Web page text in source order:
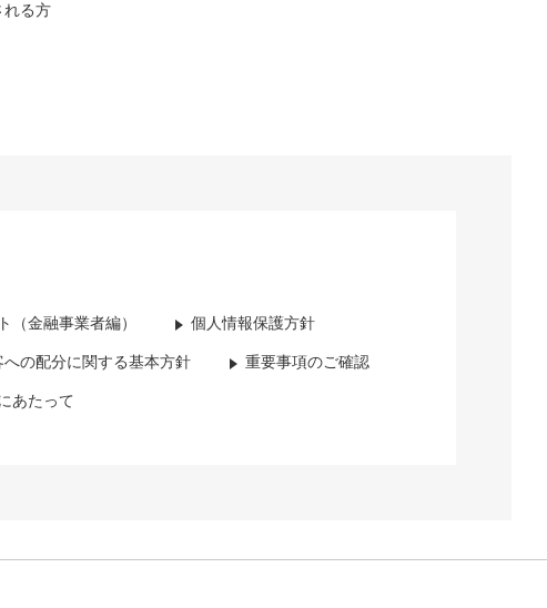
れる方
（金融事業者編） 個人情報保護方針
の配分に関する基本方針 重要事項のご確認
あたって